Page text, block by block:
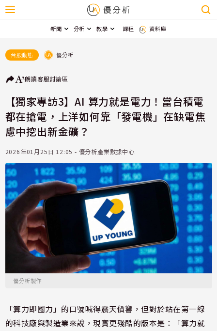
新聞 分析 教學 課程 資料庫
台股動態 優分析
朗讀客服討論區
【獨家專訪3】AI 算力就是電力！當台積電
都在搶電，上洋如何靠「發電機」在缺電焦
慮中挖出新金礦？
2026年01月25日 12:05 - 優分析產業數據中心
優分析製作
「算力即國力」的口號喊得震天價響，但對於站在第一線
的科技廠與製造業來說，現實更殘酷的版本是：「算力就